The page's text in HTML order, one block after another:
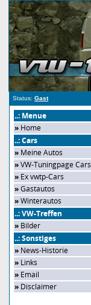
Status: Gast
..: Menue
» Home
..: Cars
» Meine Autos
»VW-Tuningpage Cars
» Ex vwtp-Cars
»Gastautos
»Winterautos
..: VW-Treffen
» Bilder
..: Sonstiges
» News-Historie
» Links
» Email
» Disclaimer